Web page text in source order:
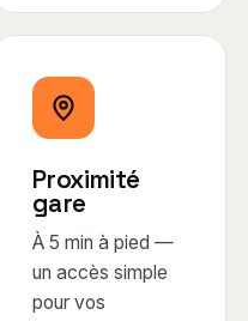
Proximité
gare
À 5 min à pied —
un accès simple
pour vos